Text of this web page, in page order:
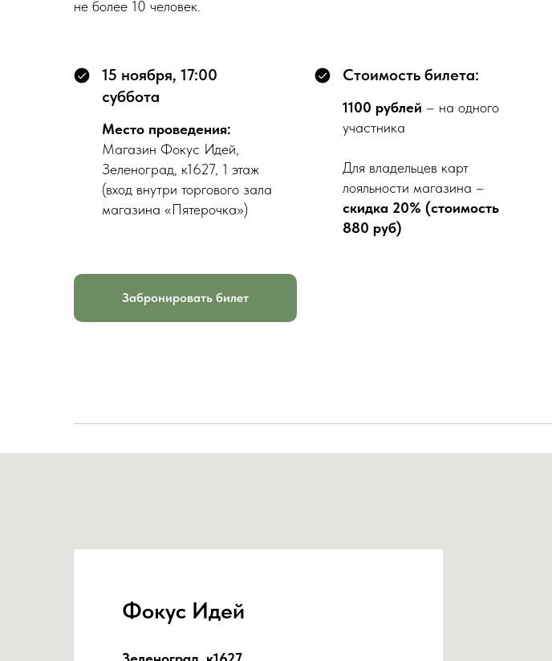
не более 10 человек.
15 ноября, 17:00
суббота
Место проведения:
Магазин Фокус Идей,
Зеленоград, к1627, 1 этаж
(вход внутри торгового зала
магазина «Пятерочка»)
Стоимость билета:
1100 рублей – на одного
участника
Для владельцев карт
лояльности магазина –
скидка 20% (стоимость
880 руб)
Забронировать билет
Фокус Идей